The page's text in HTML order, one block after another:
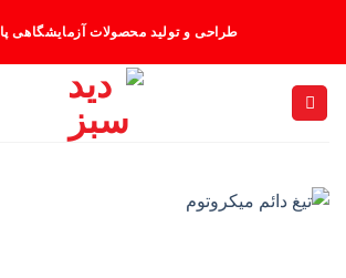
content
طراحی و تولید محصولات آزمایشگاهی